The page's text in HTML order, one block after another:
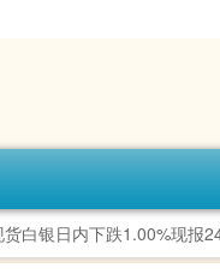
白银日内下跌1.00%现报